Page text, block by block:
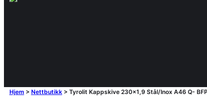
Hjem > Nettbutikk> Tyrolit Kappskive 230×1,9 Stål/Inox A46 Q-